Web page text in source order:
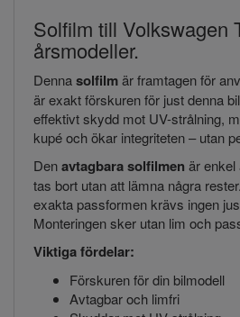
Solfilm till Volkswagen
årsmodeller.
Dennasolfilmär framtagen för
är exakt förskuren för just denna
effektivt skydd mot UV-strålning,
kupé och ökar integriteten – utan
Denavtagbara solfilmen är enkel
tas bort utan att lämna några
exakta passformen krävs ingen
Monteringen sker utan lim och
Viktiga fördelar:
Förskuren för din bilmodell
Avtagbar och limfri